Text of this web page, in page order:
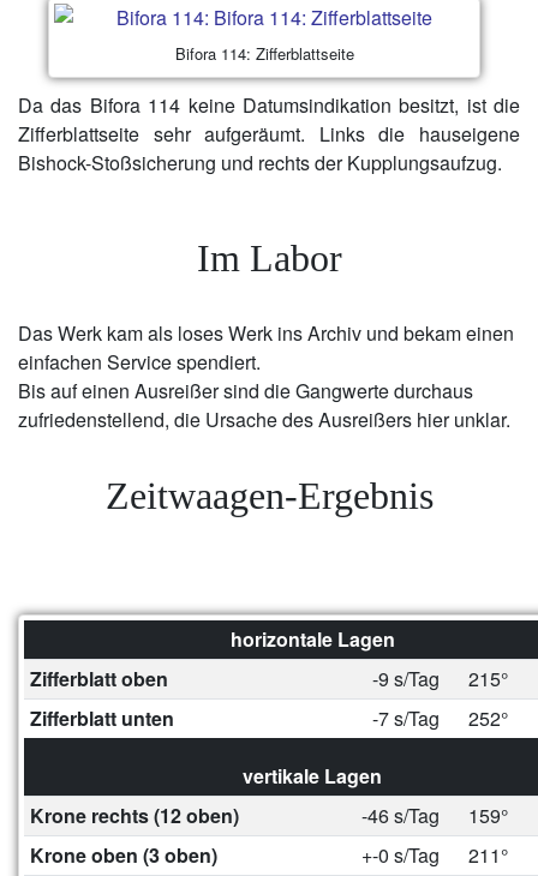
Bifora 114: Zifferblattseite
Da das Bifora 114 keine Datumsindikation besitzt, ist die
Zifferblattseite sehr aufgeräumt. Links die hauseigene
Bishock-Stoßsicherung und rechts der Kupplungsaufzug.
Im Labor
Das Werk kam als loses Werk ins Archiv und bekam einen
einfachen Service spendiert.
Bis auf einen Ausreißer sind die Gangwerte durchaus
zufriedenstellend, die Ursache des Ausreißers hier unklar.
Zeitwaagen-Ergebnis
horizontale Lagen
Zifferblatt oben
-9 s/Tag
215°
Zifferblatt unten
-7 s/Tag 252°
vertikale Lagen
Krone rechts (12 oben)
-46 s/Tag
159°
Krone oben (3 oben)
+-0 s/Tag
211°